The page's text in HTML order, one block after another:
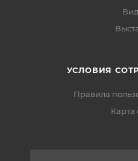
УСЛОВИЯ
Правила
Карта